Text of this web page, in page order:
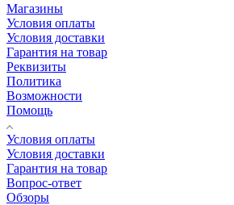
Магазины
Условия оплаты
Условия доставки
Гарантия на товар
Реквизиты
Политика
Возможности
Помощь
Условия оплаты
Условия доставки
Гарантия на товар
Вопрос-ответ
Обзоры